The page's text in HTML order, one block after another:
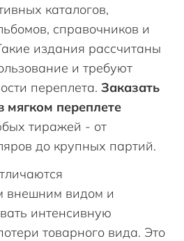
каталогов,
справочников и
издания рассчитаны
и требуют
переплета. Заказать
мягком переплете
тиражей - от
до крупных партий.
внешним видом и
интенсивную
товарного вида. Это